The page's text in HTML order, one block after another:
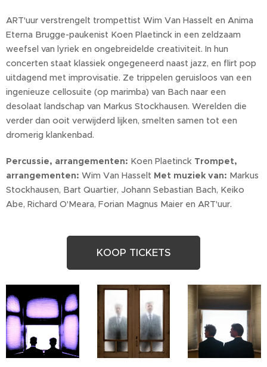
ART'uur verstrengelt trompettist Wim Van Hasselt en Anima
Eterna Brugge-paukenist Koen Plaetinck in een zeldzaam
weefsel van lyriek en ongebreidelde creativiteit. In hun
concerten staat klassiek ongegeneerd naast jazz, en flirt pop
uitdagend met improvisatie. Ze trippelen geruisloos van een
ingenieuze cellosuite (op marimba) van Bach naar een
desolaat landschap van Markus Stockhausen. Werelden die
verder dan ooit verwijderd lijken, smelten samen tot een
dromerig klankenbad.
Percussie, arrangementen: Koen Plaetinck Trompet,
arrangementen: Wim Van Hasselt Met muziek van: Markus
Stockhausen, Bart Quartier, Johann Sebastian Bach, Keiko
Abe, Richard O'Meara, Forian Magnus Maier en ART'uur.
KOOP TICKETS